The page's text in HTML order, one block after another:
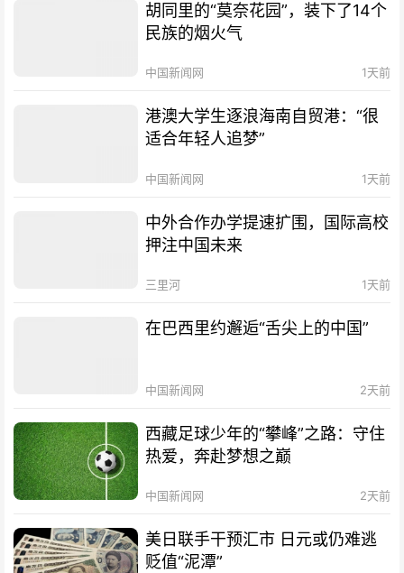
胡同里的“莫奈花园”，装下了14个
民族的烟火气
中国新闻网 1天前
港澳大学生逐浪海南自贸港：“很
适合年轻人追梦”
中国新闻网 1天前
中外合作办学提速扩围，国际高校
押注中国未来
三里河 1天前
在巴西里约邂逅“舌尖上的中国”
中国新闻网 2天前
西藏足球少年的“攀峰”之路：守住
热爱，奔赴梦想之巅
中国新闻网 2天前
美日联手干预汇市 日元或仍难逃
贬值“泥潭”